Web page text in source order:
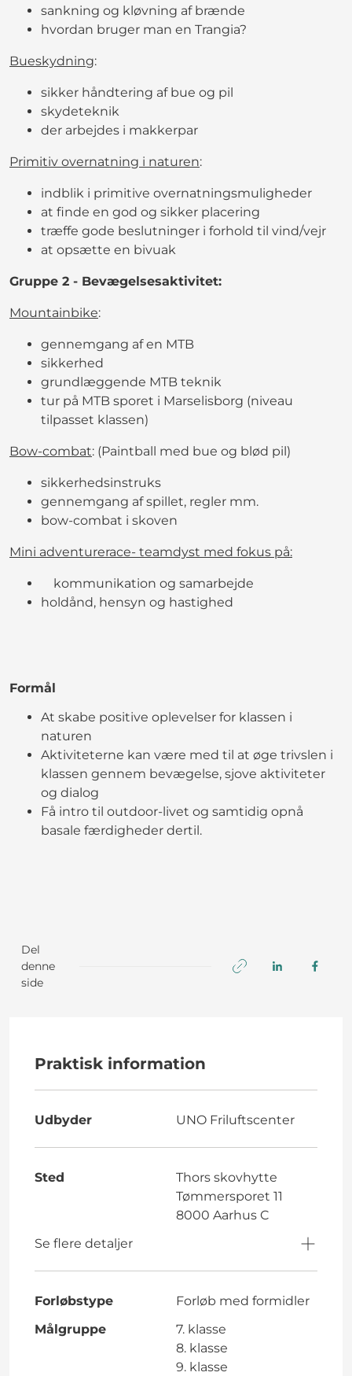
sankning og kløvning af brænde
hvordan bruger man en Trangia?
Bueskydning:
sikker håndtering af bue og pil
skydeteknik
der arbejdes i makkerpar
Primitiv overnatning i naturen:
indblik i primitive overnatningsmuligheder
at finde en god og sikker placering
træffe gode beslutninger i forhold til vind/vejr
at opsætte en bivuak
Gruppe 2 - Bevægelsesaktivitet:
Mountainbike:
gennemgang af en MTB
sikkerhed
grundlæggende MTB teknik
tur på MTB sporet i Marselisborg (niveau
tilpasset klassen)
Bow-combat: (Paintball med bue og blød pil)
sikkerhedsinstruks
gennemgang af spillet, regler mm.
bow-combat i skoven
Mini adventurerace- teamdyst med fokus på:
kommunikation og samarbejde
holdånd, hensyn og hastighed
Formål
At skabe positive oplevelser for klassen i
naturen
Aktiviteterne kan være med til at øge trivslen i
klassen gennem bevægelse, sjove aktiviteter
og dialog
Få intro til outdoor-livet og samtidig opnå
basale færdigheder dertil.
Del
denne
side
Praktisk information
Udbyder UNO Friluftscenter
Sted
Thors skovhytte
Tømmersporet 11
8000 Aarhus C
Se flere detaljer
Forløbstype
Forløb med formidler
Målgruppe
7. klasse
8. klasse
9. klasse